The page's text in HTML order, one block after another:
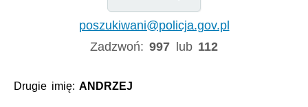
poszukiwani@policja.gov.pl
Zadzwoń:997 lub 112
Drugie imię:ANDRZEJ